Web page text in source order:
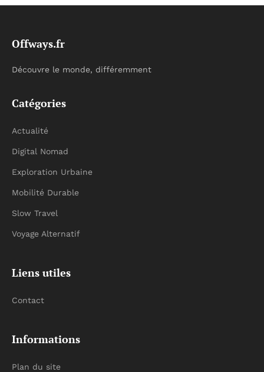
Offways.fr
Découvre le monde, différemment
Catégories
Actualité
Digital Nomad
Exploration Urbaine
Mobilité Durable
Slow Travel
Voyage Alternatif
Liens utiles
Contact
Informations
Plan du site